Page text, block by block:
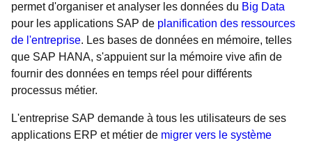
permet d'organiser et analyser les données du Big Data
pour les applications SAP de planification des ressources
de l'entreprise. Les bases de données en mémoire, telles
que SAP HANA, s'appuient sur la mémoire vive afin de
fournir des données en temps réel pour différents
processus métier.
L'entreprise SAP demande à tous les utilisateurs de ses
applications ERP et métier de migrer vers le système